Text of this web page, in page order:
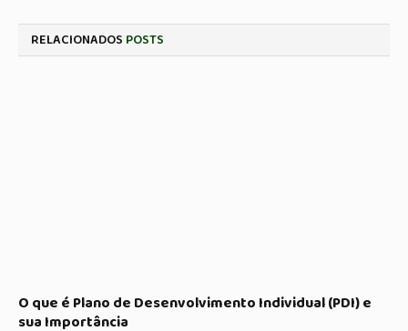
RELACIONADOS POSTS
O que é Plano de Desenvolvimento Individual (PDI) e
sua Importância